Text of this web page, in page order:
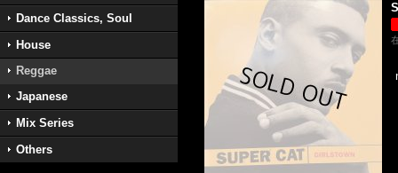
Dance Classics, Soul
House
Reggae
Japanese
Mix Series
Others